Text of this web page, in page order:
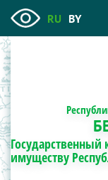
RU BY
Государственный
имуществу